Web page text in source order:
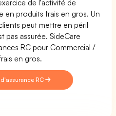
de l'activité de
en produits frais en gros. Un
peut mettre en péril
pas assurée. SideCare
RC pour Commercial /
en gros.
RC